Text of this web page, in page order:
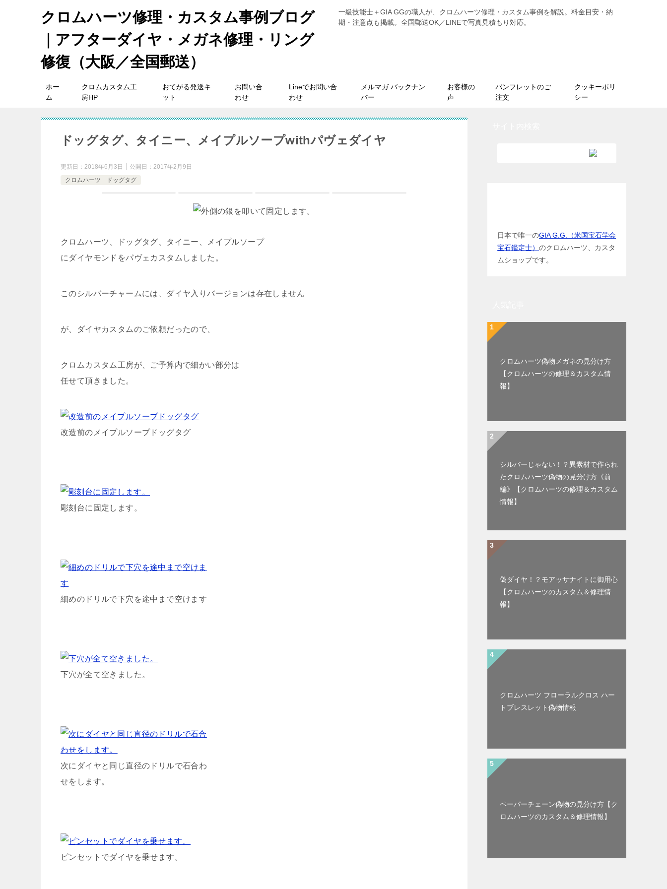
クロムハーツ修理・カスタム事例ブログ
｜アフターダイヤ・メガネ修理・リング
修復（大阪／全国郵送）
一級技能士＋GIA GGの職人が、クロムハーツ修理・カスタム事例を解説。料金目安・納
期・注意点も掲載。全国郵送OK／LINEで写真見積もり対応。
ホー
ム
クロムカスタム工
房HP
おてがる発送キ
ット
お問い合
わせ
Lineでお問い合
わせ
メルマガ バックナン
バー
お客様の
声
パンフレットのご
注文
クッキーポリ
シー
ドッグタグ、タイニー、メイプルソープwithパヴェダイヤ
更新日： 2018年6月3日 公開日： 2017年2月9日
クロムハーツ ドッグタグ
クロムハーツ、ドッグタグ、タイニー、メイプルソープ
にダイヤモンドをパヴェカスタムしました。
このシルバーチャームには、ダイヤ入りバージョンは存在しません
が、ダイヤカスタムのご依頼だったので、
クロムカスタム工房が、ご予算内で細かい部分は
任せて頂きました。
改造前のメイプルソープドッグタグ
彫刻台に固定します。
細めのドリルで下穴を途中まで空けます
下穴が全て空きました。
次にダイヤと同じ直径のドリルで石合わ
せをします。
ピンセットでダイヤを乗せます。
日本で唯一のGIA G.G.（米国宝石学会
宝石鑑定士） のクロムハーツ、カスタ
ムショップです。
クロムハーツ偽物メガネの見分け方
【クロムハーツの修理＆カスタム情
報】
シルバーじゃない！？異素材で作られ
たクロムハーツ偽物の見分け方《前
編》【クロムハーツの修理＆カスタム
情報】
偽ダイヤ！？モアッサナイトに御用心
【クロムハーツのカスタム＆修理情
報】
クロムハーツ フローラルクロス ハー
トブレスレット偽物情報
ペーパーチェーン偽物の見分け方【ク
ロムハーツのカスタム＆修理情報】